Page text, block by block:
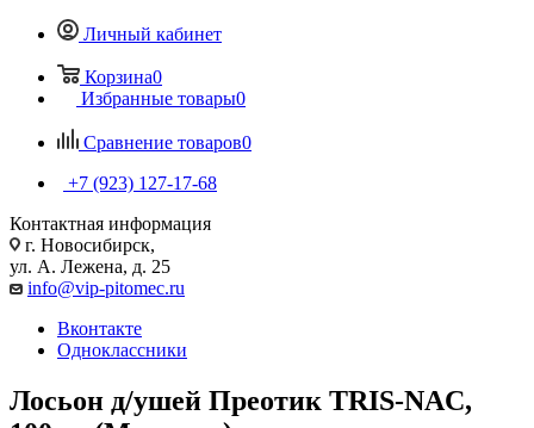
Личный кабинет
Корзина0
Избранные товары0
Сравнение товаров0
+7 (923) 127-17-68
Контактная информация
г. Новосибирск,
ул. А. Лежена, д. 25
info@vip-pitomec.ru
Вконтакте
Одноклассники
Лосьон д/ушей Преотик TRIS-NAC,